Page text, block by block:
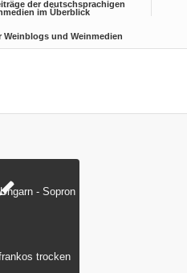
der deutschsprachigen
im Überblick
und Weinmedien